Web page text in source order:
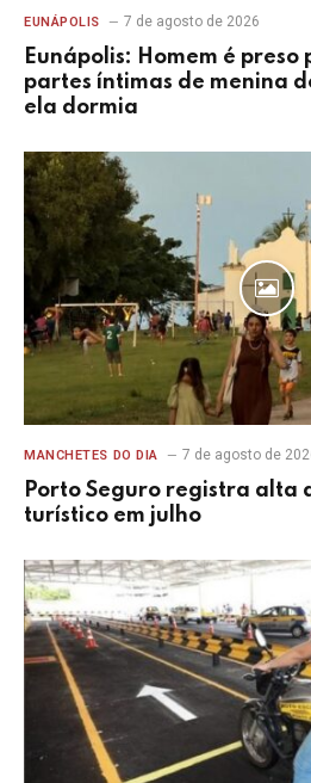
EUNÁPOLIS 7 de agosto de 2026
Eunápolis: Homem é
partes íntimas de menina
ela dormia
MANCHETES DO DIA 7 de agosto de
Porto Seguro registra alta
turístico em julho